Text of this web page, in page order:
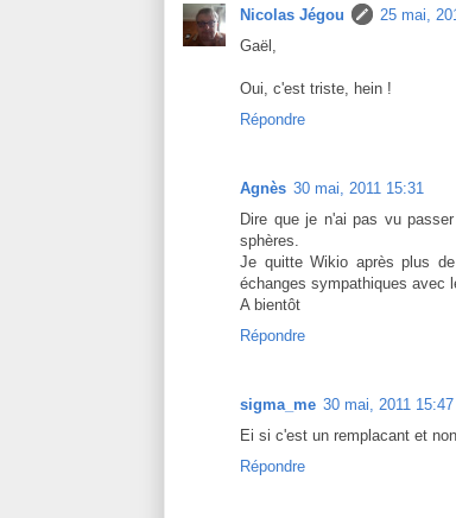
Nicolas Jégou
25 mai,
Gaël,
Oui, c'est triste, hein !
Répondre
Agnès 30 mai, 2011 15:31
Dire que je n'ai pas vu
sphères.
Je quitte Wikio après plus
échanges sympathiques avec
A bientôt
Répondre
sigma_me 30 mai, 2011 15:47
Ei si c'est un remplacant et
Répondre